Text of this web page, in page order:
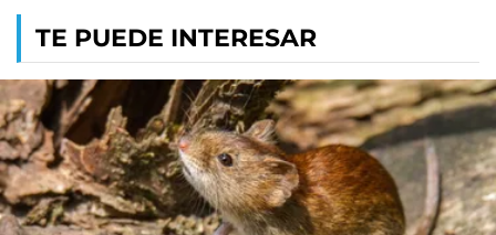
TE PUEDE INTERESAR